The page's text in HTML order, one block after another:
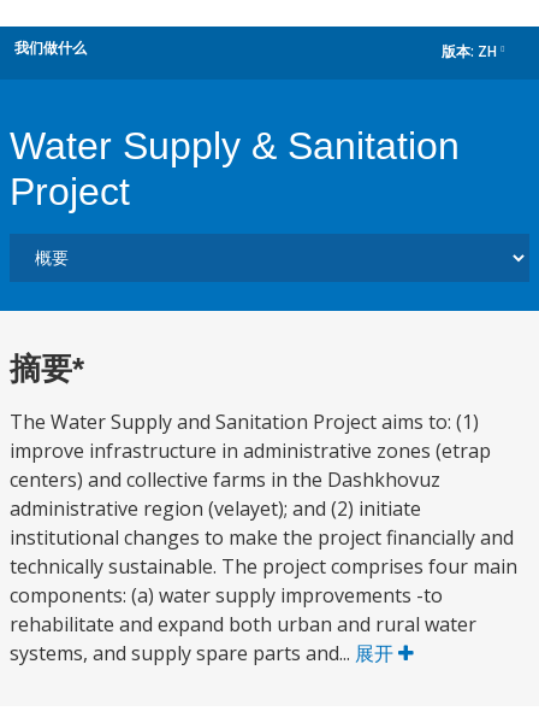
我们做什么 版本: ZH
Water Supply & Sanitation
Project
摘要*
The Water Supply and Sanitation Project aims to: (1)
improve infrastructure in administrative zones (etrap
centers) and collective farms in the Dashkhovuz
administrative region (velayet); and (2) initiate
institutional changes to make the project financially and
technically sustainable. The project comprises four main
components: (a) water supply improvements -to
rehabilitate and expand both urban and rural water
systems, and supply spare parts and... 展开